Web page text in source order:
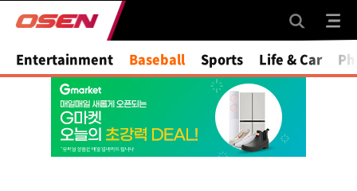
Mute
Entertainment Baseball Sports Life & Car